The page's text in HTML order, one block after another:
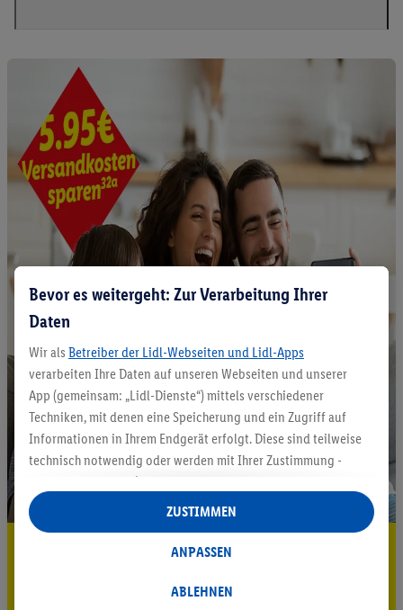
5.95 € Versand sparen³²ᵃ
Bevor es weitergeht: Zur Verarbeitung Ihrer
Daten
Wir als Betreiber der Lidl-Webseiten und Lidl-Apps
verarbeiten Ihre Daten auf unseren Webseiten und unserer
App (gemeinsam: „Lidl-Dienste“) mittels verschiedener
Techniken, mit denen eine Speicherung und ein Zugriff auf
Informationen in Ihrem Endgerät erfolgt. Diese sind teilweise
technisch notwendig oder werden mit Ihrer Zustimmung -
auch durch Partner (u.a.
Verantwortliche; im Zusammenhang mit dem IAB TCF
insgesamt
Statistik-Erstellung oder für personalisierte Werbung
Datenverarbeitungen für personalisierte Werbung werden
ABLEHNEN
ANPASSEN
ZUSTIMMEN